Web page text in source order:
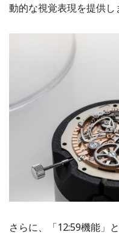
動的な視覚表現を提供し
さらに、「12:59機能」